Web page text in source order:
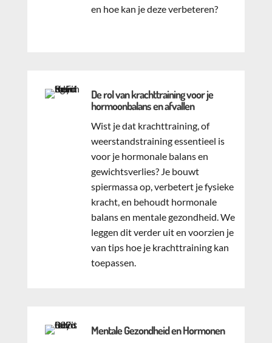
en hoe kan je deze verbeteren?
De rol van krachttraining voor je
hormoonbalans en afvallen
Wist je dat krachttraining, of
weerstandstraining essentieel is
voor je hormonale balans en
gewichtsverlies? Je bouwt
spiermassa op, verbetert je fysieke
kracht, en behoudt hormonale
balans en mentale gezondheid. We
leggen dit verder uit en voorzien je
van tips hoe je krachttraining kan
toepassen.
Mentale Gezondheid en Hormonen